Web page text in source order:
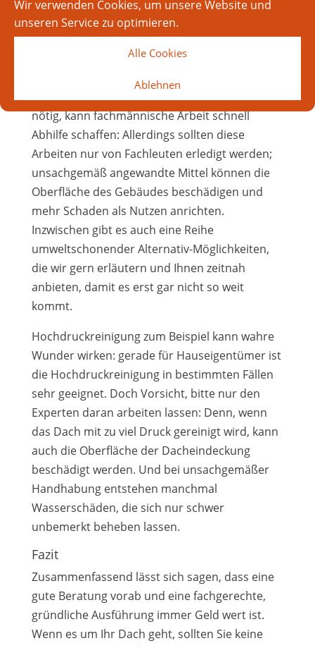
Wir verwenden Cookies, um unsere Website und
unseren Service zu optimieren.
Alle Cookies
Ablehnen
Algen, Pilze und Moos ansammeln. Diese
Organismen können nicht nur Ihr
Ziegel-/Pfannendach verfärben, sondern
stellen auch ein Gesundheitsrisiko dar, wenn
sie sich unkontrolliert vermehren. Ist dies
nötig, kann fachmännische Arbeit schnell
Abhilfe schaffen: Allerdings sollten diese
Arbeiten nur von Fachleuten erledigt werden;
unsachgemäß angewandte Mittel können die
Oberfläche des Gebäudes beschädigen und
mehr Schaden als Nutzen anrichten.
Inzwischen gibt es auch eine Reihe
umweltschonender Alternativ-Möglichkeiten,
die wir gern erläutern und Ihnen zeitnah
anbieten, damit es erst gar nicht so weit
kommt.
Hochdruckreinigung zum Beispiel kann wahre
Wunder wirken: gerade für Hauseigentümer ist
die Hochdruckreinigung in bestimmten Fällen
sehr geeignet. Doch Vorsicht, bitte nur den
Experten daran arbeiten lassen: Denn, wenn
das Dach mit zu viel Druck gereinigt wird, kann
auch die Oberfläche der Dacheindeckung
beschädigt werden. Und bei unsachgemäßer
Handhabung entstehen manchmal
Wasserschäden, die sich nur schwer
unbemerkt beheben lassen.
Fazit
Zusammenfassend lässt sich sagen, dass eine
gute Beratung vorab und eine fachgerechte,
gründliche Ausführung immer Geld wert ist.
Wenn es um Ihr Dach geht, sollten Sie keine